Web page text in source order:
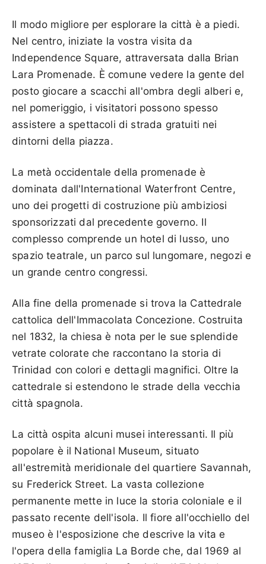
Il modo migliore per esplorare la città è a piedi.
Nel centro, iniziate la vostra visita da
Independence Square, attraversata dalla Brian
Lara Promenade. È comune vedere la gente del
posto giocare a scacchi all'ombra degli alberi e,
nel pomeriggio, i visitatori possono spesso
assistere a spettacoli di strada gratuiti nei
dintorni della piazza.
La metà occidentale della promenade è
dominata dall'International Waterfront Centre,
uno dei progetti di costruzione più ambiziosi
sponsorizzati dal precedente governo. Il
complesso comprende un hotel di lusso, uno
spazio teatrale, un parco sul lungomare, negozi e
un grande centro congressi.
Alla fine della promenade si trova la Cattedrale
cattolica dell'Immacolata Concezione. Costruita
nel 1832, la chiesa è nota per le sue splendide
vetrate colorate che raccontano la storia di
Trinidad con colori e dettagli magnifici. Oltre la
cattedrale si estendono le strade della vecchia
città spagnola.
La città ospita alcuni musei interessanti. Il più
popolare è il National Museum, situato
all'estremità meridionale del quartiere Savannah,
su Frederick Street. La vasta collezione
permanente mette in luce la storia coloniale e il
passato recente dell'isola. Il fiore all'occhiello del
museo è l'esposizione che descrive la vita e
l'opera della famiglia La Borde che, dal 1969 al